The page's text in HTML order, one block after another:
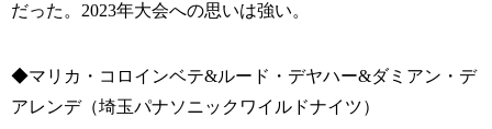
だった。2023年大会への思いは強い。
◆マリカ・コロインベテ&ルード・デヤハー&ダミアン・デ
アレンデ（埼玉パナソニックワイルドナイツ）